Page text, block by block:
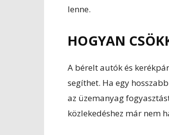
lenne.
HOGYAN
A bérelt autók és
segíthet. Ha egy
az üzemanyag
közlekedéshez már nem